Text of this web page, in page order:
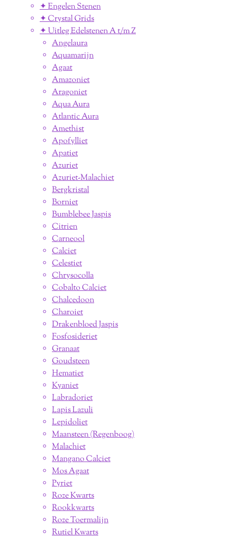
✦ Engelen Stenen
✦ Crystal Grids
✦ Uitleg Edelstenen A t/m Z
Angelaura
Aquamarijn
Agaat
Amazoniet
Aragoniet
Aqua Aura
Atlantic Aura
Amethist
Apofylliet
Apatiet
Azuriet
Azuriet-Malachiet
Bergkristal
Borniet
Bumblebee Jaspis
Citrien
Carneool
Calciet
Celestiet
Chrysocolla
Cobalto Calciet
Chalcedoon
Charoiet
Drakenbloed Jaspis
Fosfosideriet
Granaat
Goudsteen
Hematiet
Kyaniet
Labradoriet
Lapis Lazuli
Lepidoliet
Maansteen (Regenboog)
Malachiet
Mangano Calciet
Mos Agaat
Pyriet
Roze Kwarts
Rookkwarts
Roze Toermalijn
Rutiel Kwarts